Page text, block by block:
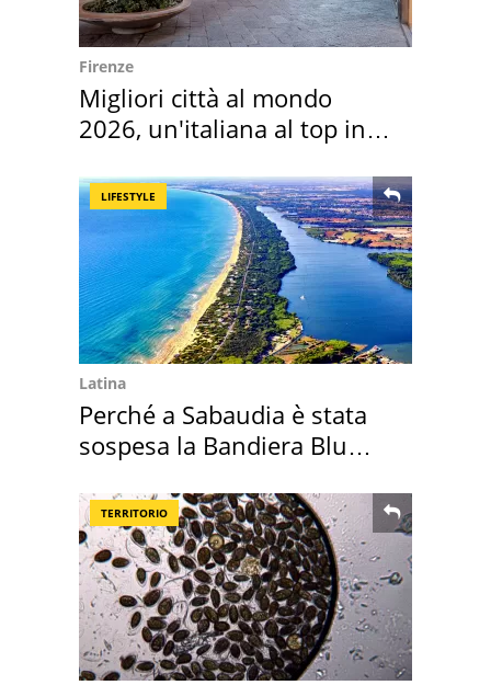
Firenze
Migliori città al mondo
2026, un'italiana al top in
LIFESTYLE
Latina
Perché a Sabaudia è stata
sospesa la Bandiera Blu
TERRITORIO